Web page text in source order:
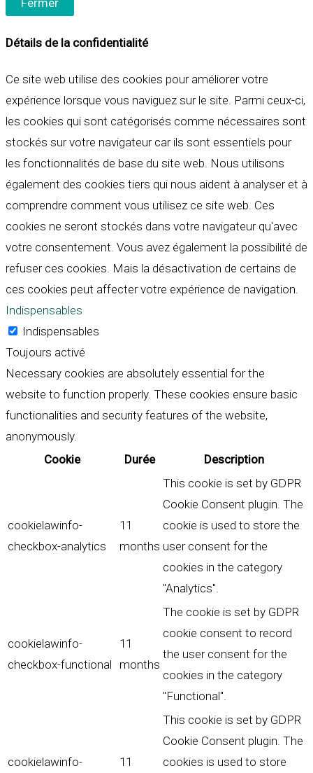
Fermer
Détails de la confidentialité
Ce site web utilise des cookies pour améliorer votre
expérience lorsque vous naviguez sur le site. Parmi ceux-ci,
les cookies qui sont catégorisés comme nécessaires sont
stockés sur votre navigateur car ils sont essentiels pour
les fonctionnalités de base du site web. Nous utilisons
également des cookies tiers qui nous aident à analyser et à
comprendre comment vous utilisez ce site web. Ces
cookies ne seront stockés dans votre navigateur qu'avec
votre consentement. Vous avez également la possibilité de
refuser ces cookies. Mais la désactivation de certains de
ces cookies peut affecter votre expérience de navigation.
Indispensables
Indispensables
Toujours activé
Necessary cookies are absolutely essential for the
website to function properly. These cookies ensure basic
functionalities and security features of the website,
anonymously.
Cookie
Durée Description
cookielawinfo-
checkbox-analytics
11
months
This cookie is set by GDPR
Cookie Consent plugin. The
cookie is used to store the
user consent for the
cookies in the category
"Analytics".
cookielawinfo-
checkbox-functional
11
months
The cookie is set by GDPR
cookie consent to record
the user consent for the
cookies in the category
"Functional".
cookielawinfo-
11
This cookie is set by GDPR
Cookie Consent plugin. The
cookies is used to store